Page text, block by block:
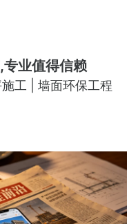
业值得信赖
工 | 墙面环保工程